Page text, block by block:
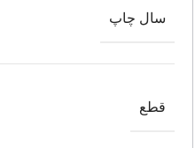
سال چاپ
قطع